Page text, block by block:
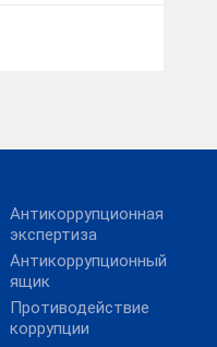
Антикоррупционная
экспертиза
Антикоррупционный
ящик
Противодействие
коррупции